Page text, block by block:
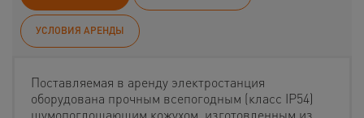
УСЛОВИЯ АРЕНДЫ
Поставляемая в аренду электростанция
оборудована прочным всепогодным (класс IP54)
шумопоглощающим кожухом, изготовленным из